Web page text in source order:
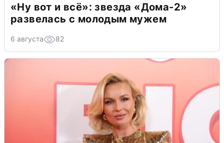
«Ну вот и всё»: звезда «Дома-2»
развелась с молодым мужем
6 августа 82